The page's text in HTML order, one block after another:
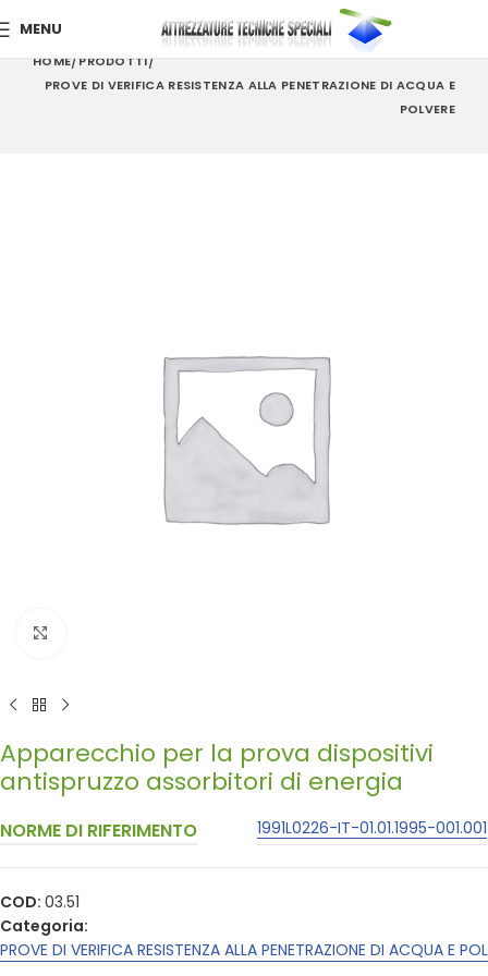
MENU
HOME PRODOTTI
PROVE DI VERIFICA RESISTENZA ALLA PENETRAZIONE DI ACQUA E
POLVERE
Apparecchio per la prova dispositivi
antispruzzo assorbitori di energia
NORME DI RIFERIMENTO 1991L0226-IT-01.01.1995-001.001
COD: 03.51
Categoria:
PROVE DI VERIFICA RESISTENZA ALLA PENETRAZIONE DI ACQUA E